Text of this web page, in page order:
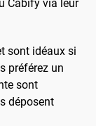
Cabify via leur
sont idéaux si
préférez un
sont
déposent